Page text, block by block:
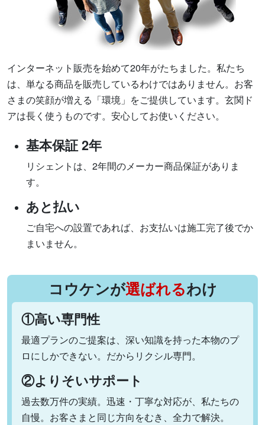
インターネット販売を始めて20年がたちました。私たち
は、単なる商品を販売しているわけではありません。お客
さまの笑顔が増える「環境」をご提供しています。玄関ド
アは長く使うものです。安心してお使いください。
基本保証 2年
リシェントは、2年間のメーカー商品保証がありま
す。
あと払い
ご自宅への設置であれば、お支払いは施工完了後でか
まいません。
コウケンが選ばれるわけ
①高い専門性
最適プランのご提案は、深い知識を持った本物のプ
ロにしかできない。だからリクシル専門。
②よりそいサポート
過去数万件の実績。迅速・丁寧な対応が、私たちの
自慢。お客さまと同じ方向をむき、全力で解決。